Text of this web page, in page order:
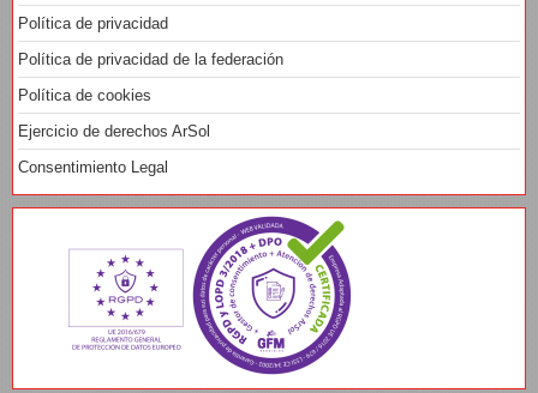
Política de privacidad
Política de privacidad de la federación
Política de cookies
Ejercicio de derechos ArSol
Consentimiento Legal